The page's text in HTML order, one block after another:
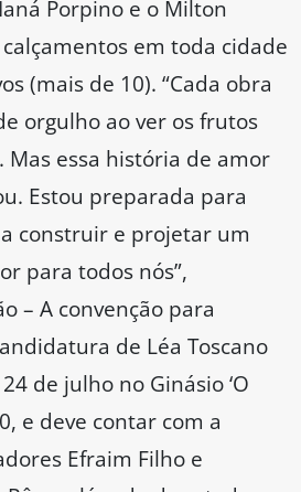
Porpino e o Milton
em toda cidade
(mais de 10). “Cada obra
orgulho ao ver os frutos
Mas essa história de amor
Estou preparada para
construir e projetar um
para todos nós”,
– A convenção para
de Léa Toscano
de julho no Ginásio ‘O
e deve contar com a
Efraim Filho e